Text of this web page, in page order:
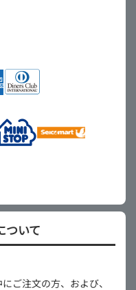
ついて
ご注文の方、および、